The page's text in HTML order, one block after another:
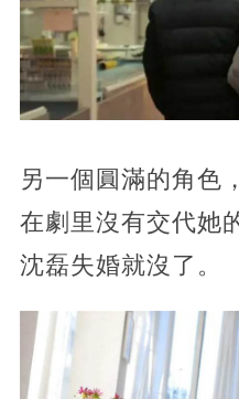
另一個圓滿的角色
在劇里沒有交代她
沈磊失婚就沒了。